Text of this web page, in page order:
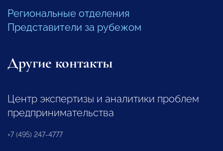
Региональные отделения
Представители за рубежом
Другие контакты
Центр экспертизы и аналитики проблем
предпринимательства
+7 (495) 247-4777